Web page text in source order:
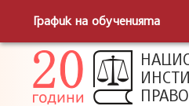
График на обученията